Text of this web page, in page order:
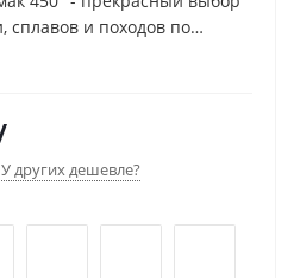
сплавов и походов по
Размеры байдарки
Подготовка к плаванию
занимают минимум
байдарки в сложенном виде
У других дешевле?